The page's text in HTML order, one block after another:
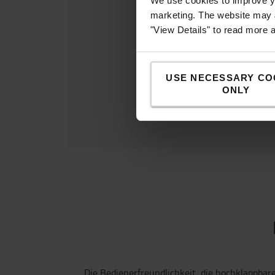
marketing. The website
"View Details" to read more
USE NECESSARY
ONLY